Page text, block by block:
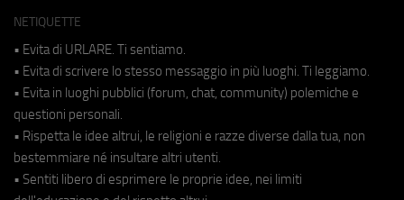
NETIQUETTE
• Evita di URLARE. Ti sentiamo.
• Evita di scrivere lo stesso messaggio in più luoghi. Ti leggiamo.
• Evita in luoghi pubblici (forum, chat, community) polemiche e
questioni personali.
• Rispetta le idee altrui, le religioni e razze diverse dalla tua, non
bestemmiare né insultare altri utenti.
• Sentiti libero di esprimere le proprie idee, nei limiti